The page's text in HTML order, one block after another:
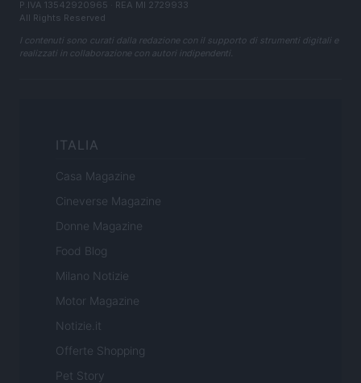
P.IVA 13542920965 · REA MI 2729933
All Rights Reserved
I contenuti sono curati dalla redazione con il supporto di strumenti digitali e
realizzati in collaborazione con autori indipendenti.
ITALIA
Casa Magazine
Cineverse Magazine
Donne Magazine
Food Blog
Milano Notizie
Motor Magazine
Notizie.it
Offerte Shopping
Pet Story